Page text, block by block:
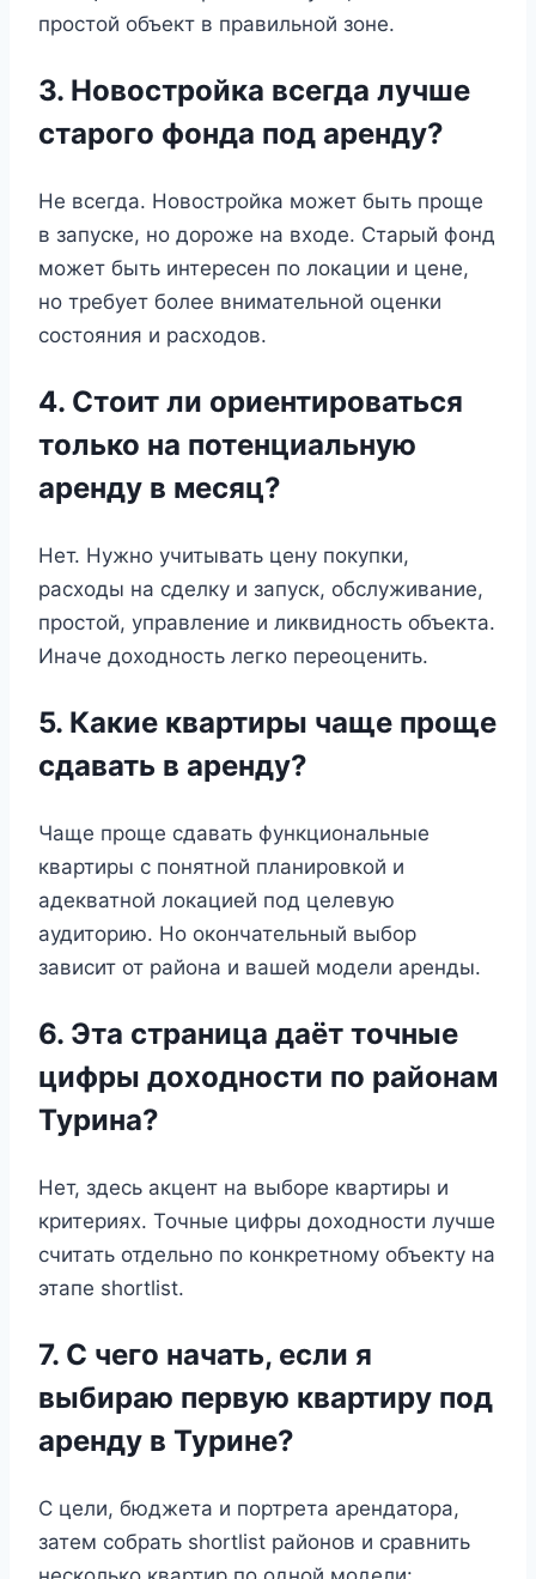
простой объект в правильной зоне.
3. Новостройка всегда лучше
старого фонда под аренду?
Не всегда. Новостройка может быть проще
в запуске, но дороже на входе. Старый фонд
может быть интересен по локации и цене,
но требует более внимательной оценки
состояния и расходов.
4. Стоит ли ориентироваться
только на потенциальную
аренду в месяц?
Нет. Нужно учитывать цену покупки,
расходы на сделку и запуск, обслуживание,
простой, управление и ликвидность объекта.
Иначе доходность легко переоценить.
5. Какие квартиры чаще проще
сдавать в аренду?
Чаще проще сдавать функциональные
квартиры с понятной планировкой и
адекватной локацией под целевую
аудиторию. Но окончательный выбор
зависит от района и вашей модели аренды.
6. Эта страница даёт точные
цифры доходности по районам
Турина?
Нет, здесь акцент на выборе квартиры и
критериях. Точные цифры доходности лучше
считать отдельно по конкретному объекту на
этапе shortlist.
7. С чего начать, если я
выбираю первую квартиру под
аренду в Турине?
С цели, бюджета и портрета арендатора,
затем собрать shortlist районов и сравнить